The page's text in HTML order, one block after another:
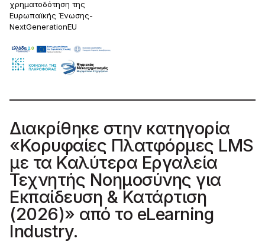
χρηματοδότηση της
Ευρωπαϊκής Ένωσης-
NextGenerationEU
Διακρίθηκε στην κατηγορία
«Κορυφαίες Πλατφόρμες LMS
με τα Καλύτερα Εργαλεία
Τεχνητής Νοημοσύνης για
Εκπαίδευση & Κατάρτιση
(2026)» από το eLearning
Industry.